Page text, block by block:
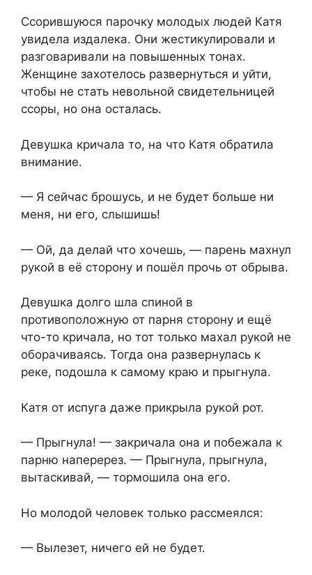
Ссорившуюся парочку молодых людей Катя
увидела издалека. Они жестикулировали и
разговаривали на повышенных тонах.
Женщине захотелось развернуться и уйти,
чтобы не стать невольной свидетельницей
ссоры, но она осталась.
Девушка кричала то, на что Катя обратила
внимание.
— Я сейчас брошусь, и не будет больше ни
меня, ни его, слышишь!
— Ой, да делай что хочешь, — парень махнул
рукой в её сторону и пошёл прочь от обрыва.
Девушка долго шла спиной в
противоположную от парня сторону и ещё
что-то кричала, но тот только махал рукой не
оборачиваясь. Тогда она развернулась к
реке, подошла к самому краю и прыгнула.
Катя от испуга даже прикрыла рукой рот.
— Прыгнула! — закричала она и побежала к
парню наперерез. — Прыгнула, прыгнула,
вытаскивай, — тормошила она его.
Но молодой человек только рассмеялся:
— Вылезет, ничего ей не будет.